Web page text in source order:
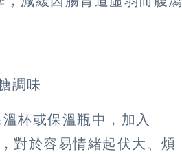
調味
杯或保溫瓶中，加入
對於容易情緒起伏大、煩